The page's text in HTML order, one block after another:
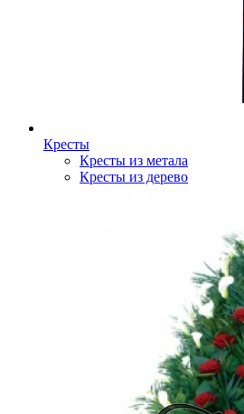
Кресты
Кресты из метала
Кресты из дерево